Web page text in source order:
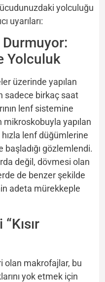
yolculuğu
uyarıları:
Yolculuk
üzerinde yapılan
sadece birkaç saat
lenf sistemine
mikroskobuyla yapılan
lenf düğümlerine
başladığı gözlemlendi.
değil, dövmesi olan
de benzer şekilde
adeta mürekkeple
olan makrofajlar, bu
yok etmek için